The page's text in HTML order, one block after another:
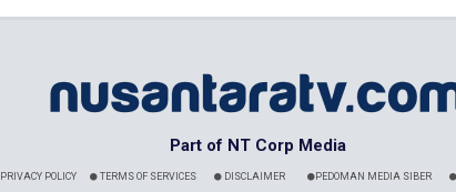
Part of NT Corp Media
PRIVACY POLICY TERMS OF SERVICES DISCLAIMER PEDOMAN MEDIA SIBER